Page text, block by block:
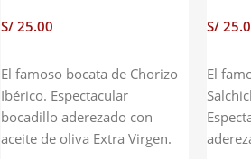
S/
El famoso bocata de Chorizo
Ibérico. Espectacular
bocadillo aderezado con
aceite de oliva Extra Virgen.
S/
El